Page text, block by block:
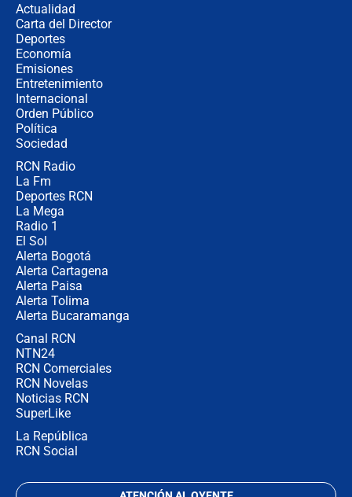
Actualidad
Carta del Director
Deportes
Economía
Emisiones
Entretenimiento
Internacional
Orden Público
Política
Sociedad
RCN Radio
La Fm
Deportes RCN
La Mega
Radio 1
El Sol
Alerta Bogotá
Alerta Cartagena
Alerta Paisa
Alerta Tolima
Alerta Bucaramanga
Canal RCN
NTN24
RCN Comerciales
RCN Novelas
Noticias RCN
SuperLike
La República
RCN Social